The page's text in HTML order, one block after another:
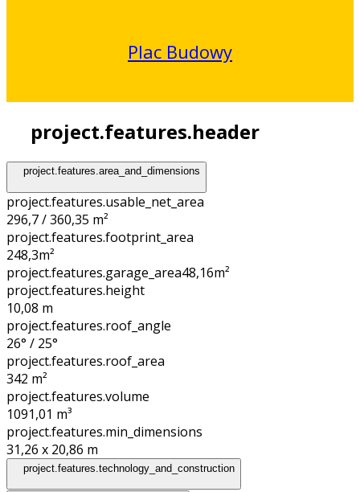
Plac Budowy
project.features.header
project.features.area_and_dimensions
project.features.usable_net_area
296,7 / 360,35 m²
project.features.footprint_area
248,3m²
project.features.garage_area48,16m²
project.features.height
10,08 m
project.features.roof_angle
26° / 25°
project.features.roof_area
342 m²
project.features.volume
1091,01 m³
project.features.min_dimensions
31,26 x 20,86 m
project.features.technology_and_construction